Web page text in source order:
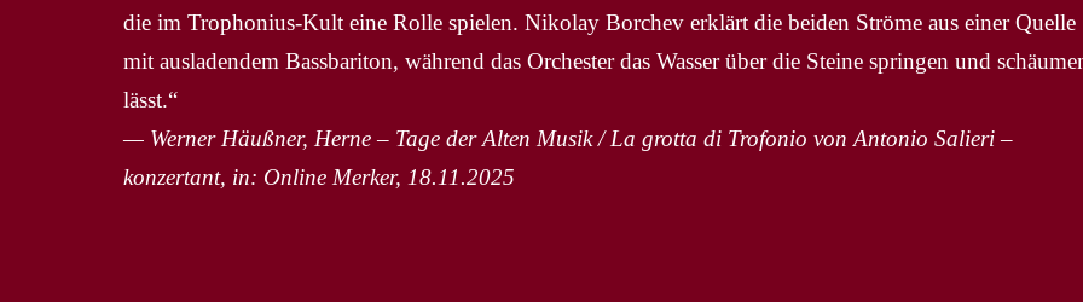
die im Trophonius-Kult eine Rolle spielen. Nikolay Borchev erklärt die beiden Ströme aus einer Quelle
mit ausladendem Bassbariton, während das Orchester das Wasser über die Steine springen und
lässt.“
— Werner Häußner, Herne – Tage der Alten Musik / La grotta di Trofonio von Antonio Salieri –
konzertant, in: Online Merker, 18.11.2025